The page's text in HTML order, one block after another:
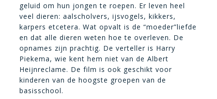
geluid om hun jongen te roepen. Er leven heel
veel dieren: aalscholvers, ijsvogels, kikkers,
karpers etcetera. Wat opvalt is de “moeder”liefde
en dat alle dieren weten hoe te overleven. De
opnames zijn prachtig. De verteller is Harry
Piekema, wie kent hem niet van de Albert
Heijnreclame. De film is ook geschikt voor
kinderen van de hoogste groepen van de
basisschool.